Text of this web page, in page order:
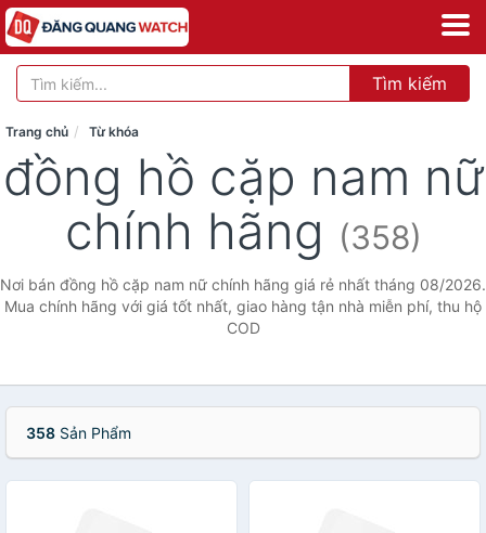
Tìm kiếm
Trang chủ Từ khóa
đồng hồ cặp nam nữ
chính hãng (358)
Nơi bán đồng hồ cặp nam nữ chính hãng giá rẻ nhất tháng 08/2026.
Mua chính hãng với giá tốt nhất, giao hàng tận nhà miễn phí, thu hộ
COD
358 Sản Phẩm